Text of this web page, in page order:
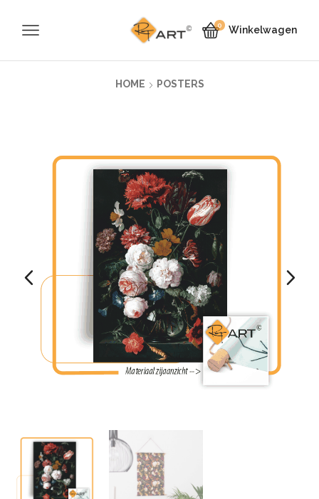
0 Winkelwagen
HOME POSTERS